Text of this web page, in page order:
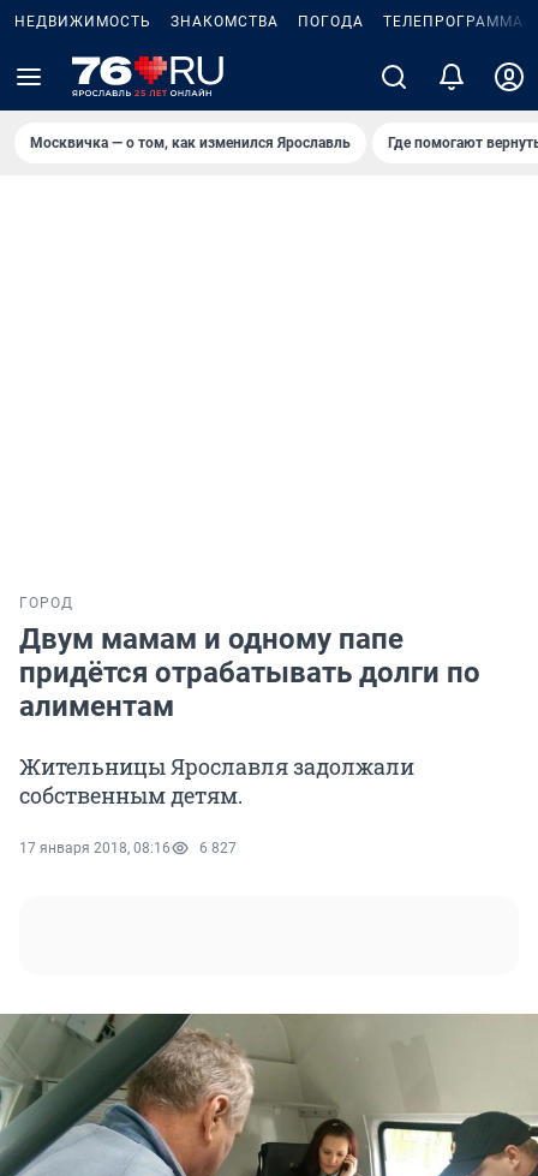
НЕДВИЖИМОСТЬ ЗНАКОМСТВА ПОГОДА ТЕЛЕПРОГРАММА
Москвичка — о том, как изменился Ярославль Где помогают
ГОРОД
Двум мамам и одному папе
придётся отрабатывать долги по
алиментам
Жительницы Ярославля задолжали
собственным детям.
17 января 2018, 08:16 6 827